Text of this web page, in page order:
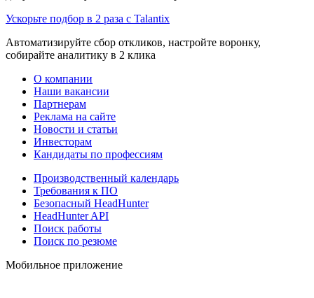
Ускорьте подбор в 2 раза с Talantix
Автоматизируйте сбор откликов, настройте воронку,
собирайте аналитику в 2 клика
О компании
Наши вакансии
Партнерам
Реклама на сайте
Новости и статьи
Инвесторам
Кандидаты по профессиям
Производственный календарь
Требования к ПО
Безопасный HeadHunter
HeadHunter API
Поиск работы
Поиск по резюме
Мобильное приложение